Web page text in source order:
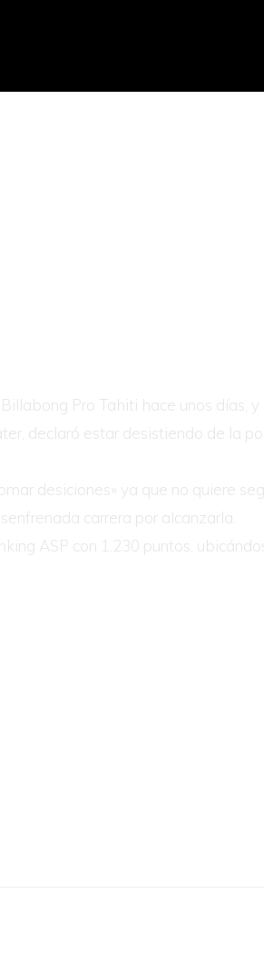
Pro Tahiti hace unos
declaró estar desistiendo de la
desiciones» ya que no quiere
carrera por alcanzarla.
ASP con 1.230 puntos,